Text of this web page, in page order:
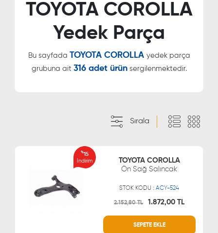
TOYOTA COROLLA
Yedek Parça
Bu sayfada TOYOTA COROLLA yedek parça
grubuna ait 316 adet ürünsergilenmektedir.
Sırala
%15
İndirim
TOYOTA COROLLA
Ön Sağ Salıncak
STOK KODU :ACY-524
2.152,80 TL 1.872,00 TL
SEPETE EKLE